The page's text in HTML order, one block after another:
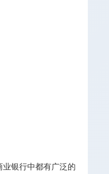
银行中都有广泛的